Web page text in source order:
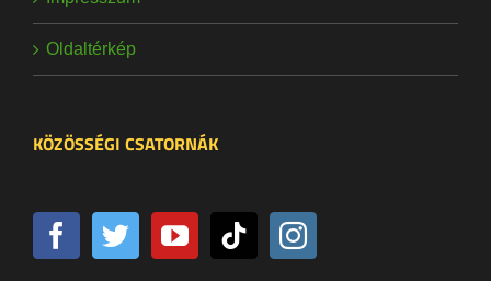
Oldaltérkép
KÖZÖSSÉGI CSATORNÁK